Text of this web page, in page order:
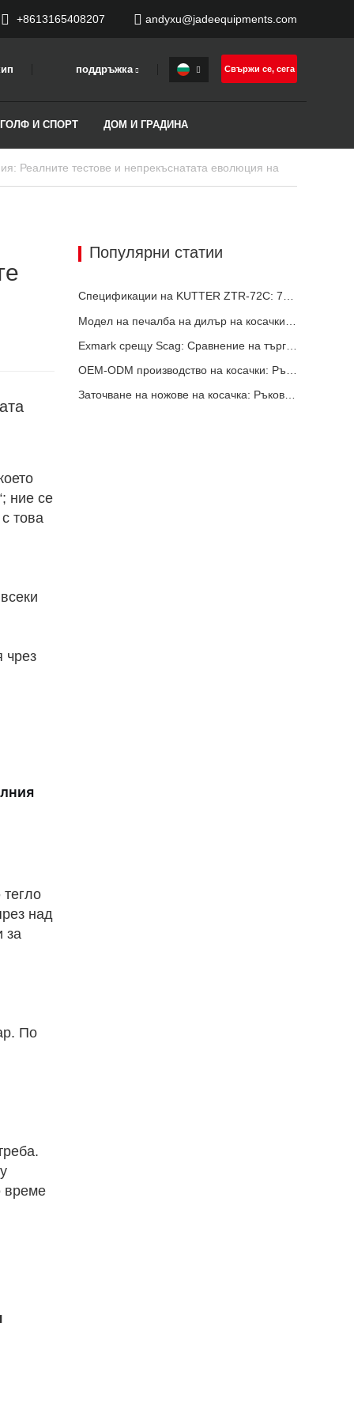
+8613165408207 andyxu@jadeequipments.com
поддръжка
И СПОРТ ДОМ И ГРАДИНА
Свържи се, сега
ние се
това
чрез
над
за
По
време
Популярни статии
Спецификации на KUTTER ZTR-72C: 72-инчова платформа, 35HP EFI и задвижване ZT-5400
Exmark срещу Scag: Сравнение на търговски косачки с нулево завъртане
Заточване на ножове на косачка: Ръководство за рязане с нулев завой